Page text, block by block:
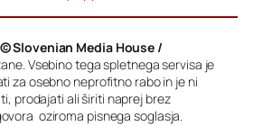
Slovenian Media House /
Vsebino tega spletnega servisa je
za osebno neprofitno rabo in je ni
prodajati ali širiti naprej brez
oziroma pisnega soglasja.